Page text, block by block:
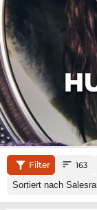
Filter 163